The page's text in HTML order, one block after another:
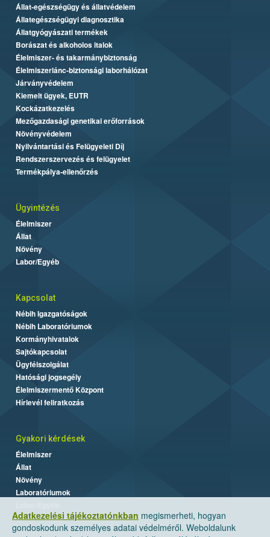
Adatkezelési tájékoztatónkban megismerheti, hogyan
gondoskodunk személyes adatai védelméről. Weboldalunk
Állat-egészségügy és állatvédelem
Állategészségügyi diagnosztika
Állatgyógyászati termékek
Borászat és alkoholos italok
Élelmiszer- és takarmánybiztonság
Élelmiszerlánc-biztonsági laborhálózat
Járványvédelem
Kiemelt ügyek, EUTR
Kockázatkezelés
Mezőgazdasági genetikai erőforrások
Növényvédelem
Nyilvántartási és Felügyeleti Díj
Rendszerszervezés és felügyelet
Termékpálya-ellenőrzés
Ügyintézés
Élelmiszer
Állat
Növény
Labor/Egyéb
Kapcsolat
Nébih Igazgatóságok
Nébih Laboratóriumok
Kormányhivatalok
Sajtókapcsolat
Ügyfélszolgálat
Hatósági jogsegély
Élelmiszermentő Központ
Hírlevél feliratkozás
Gyakori kérdések
Élelmiszer
Állat
Növény
Laboratóriumok